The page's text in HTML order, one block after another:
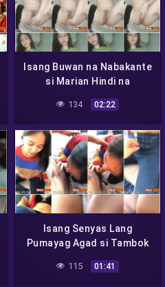
Isang Buwan na Nabakante
si Marian Hindi na
Nakayanan
134 02:22
Isang Senyas Lang
Pumayag Agad si Tambok
Kiki
115 01:41